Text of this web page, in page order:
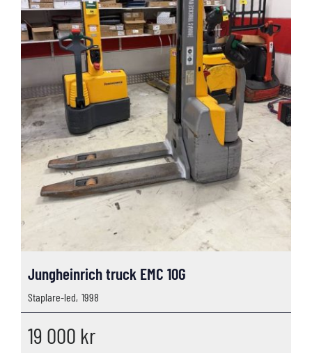
Jungheinrich truck EMC 10G
Staplare-led, 1998
19 000 kr